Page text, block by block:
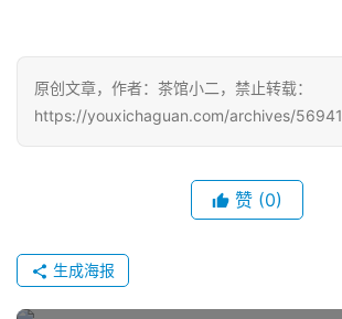
原创文章，作者：茶馆小二，禁止转载：
https://youxichaguan.com/archives/56941
赞 (0)
生成海报